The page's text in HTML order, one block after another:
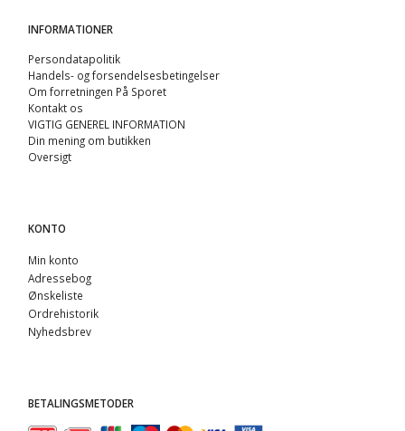
INFORMATIONER
Persondatapolitik
Handels- og forsendelsesbetingelser
Om forretningen På Sporet
Kontakt os
VIGTIG GENEREL INFORMATION
Din mening om butikken
Oversigt
KONTO
Min konto
Adressebog
Ønskeliste
Ordrehistorik
Nyhedsbrev
BETALINGSMETODER